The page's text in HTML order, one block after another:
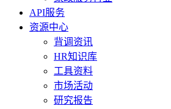
API服务
资源中心
背调资讯
HR知识库
工具资料
市场活动
研究报告